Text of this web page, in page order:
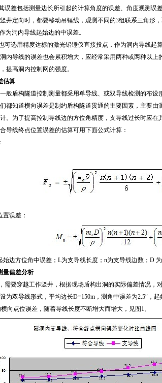
误差包括测量边长所引起的计算角度的误差、角度观测误
井定向时，都要移动吊锤线，观测不同的3组联系三角形
为洞内导线起始边的中误差。
选用精度达标的激光铅锤仪直接投点，作为洞内导线起算
内导线的误差也会累积增大，应经常采用两种或两种以上
提高洞内控制网的强度。
估算
般盾构隧道控制测量都采用单导线、或双导线检测的布设
都知道横向误差是制约盾构隧道贯通的主要因素，主要由
。为了提高控制导线边的方位角精度，支导线过长时应在
导线终点位置误差的估算可用下面公式计算：
误差：
边方位角中误差；L为支导线长度；n为支导线边数；D 为
量偏差分析
需要穿越工作竖井，根据现场盾构出洞的实际偏差情况，
为双导线形式，平均边长D=150m，测角中误差为2.5″，起
向点位误差，随着导线长度不断增大而增大，见图1。